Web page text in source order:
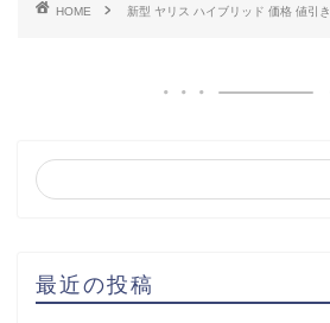
HOME 新型 ヤリス ハイブリッド 価格 値引き
最近の投稿